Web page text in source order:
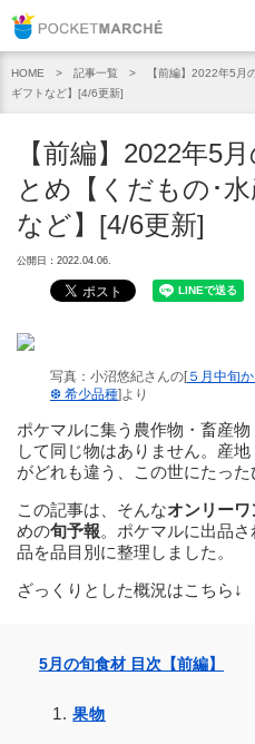
HOME 記事一覧
【前編】2022年5月
ギフトなど】[4/6更新]
【前編】2022年5
とめ【くだもの･
など】[4/6更新]
公開日：2022.04.06.
写真：小沼悠紀さんの[５月中旬
❆ 希少品種]より
ポケマルに集う農作物・畜産
して同じ物はありません。産
がどれも違う、この世にたった
この記事は、そんなオンリーワ
めの旬予報。ポケマルに出品
品を品目別に整理しました。
ざっくりとした概況はこちら↓
5月の旬食材 目次【前編】
果物